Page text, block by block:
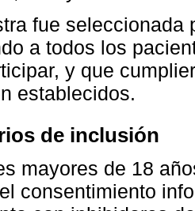
fue
a todos los
y que
establecidos.
de inclusión
mayores de 18
consentimiento